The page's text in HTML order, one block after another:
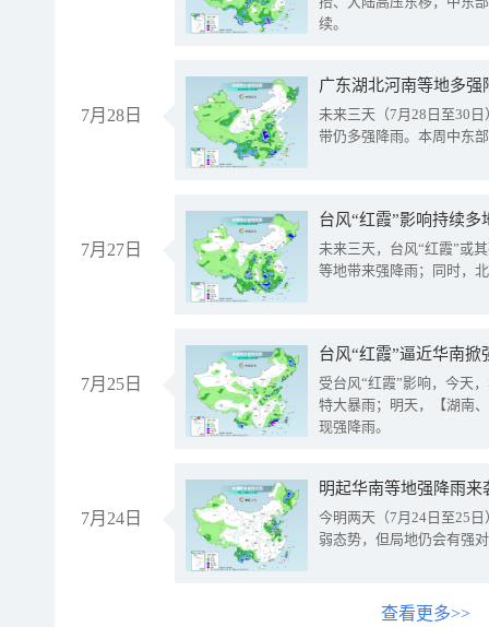
续。
7月28日
广东湖北河南等地多
未来三天（7月28日至30
带仍多强降雨。本周中东
7月27日
台风“红霞”影响持续
未来三天，台风“红霞”或
等地带来强降雨；同时，
7月25日
台风“红霞”逼近华南
受台风“红霞”影响，今天
特大暴雨；明天，【湖南
现强降雨。
7月24日
明起华南等地强降雨
今明两天（7月24日至25
弱态势，但局地仍会有强
查看更多>>